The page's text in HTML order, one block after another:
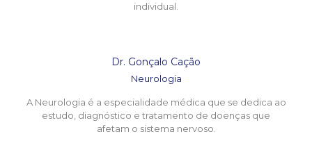
individual.
Dr. Gonçalo Cação
Neurologia
A Neurologia é a especialidade médica que se dedica ao
estudo, diagnóstico e tratamento de doenças que
afetam o sistema nervoso.